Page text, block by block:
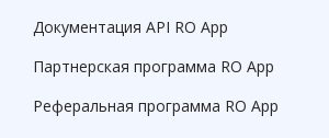
Документация API RO App
Партнерская программа RO App
Реферальная программа RO App